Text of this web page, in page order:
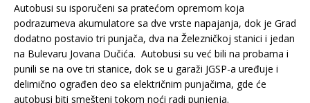
Autobusi su isporučeni sa pratećom opremom koja
podrazumeva akumulatore sa dve vrste napajanja, dok je Grad
dodatno postavio tri punjača, dva na Železničkoj stanici i jedan
na Bulevaru Jovana Dučića. Autobusi su već bili na probama i
punili se na ove tri stanice, dok se u garaži JGSP-a uređuje i
delimično ograđen deo sa električnim punjačima, gde će
autobusi biti smešteni tokom noći radi punjenja.